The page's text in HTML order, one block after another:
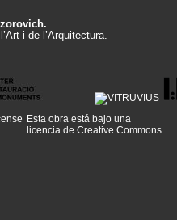
i de l’Arquitectura.
Esta obra está bajo una
licencia de Creative Commons.